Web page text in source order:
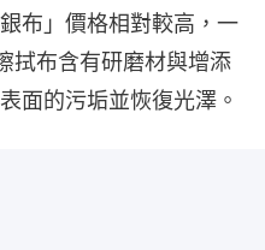
布」價格相對較高，一
拭布含有研磨材與增添
面的污垢並恢復光澤。